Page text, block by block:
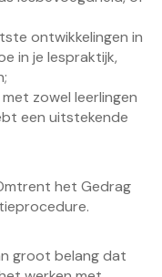
ontwikkelingen in
in je lespraktijk,
zowel leerlingen
een uitstekende
het Gedrag
groot belang dat